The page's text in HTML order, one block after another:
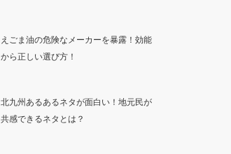
えごま油の危険なメーカーを暴露！効能
から正しい選び方！
北九州あるあるネタが面白い！地元民が
共感できるネタとは？